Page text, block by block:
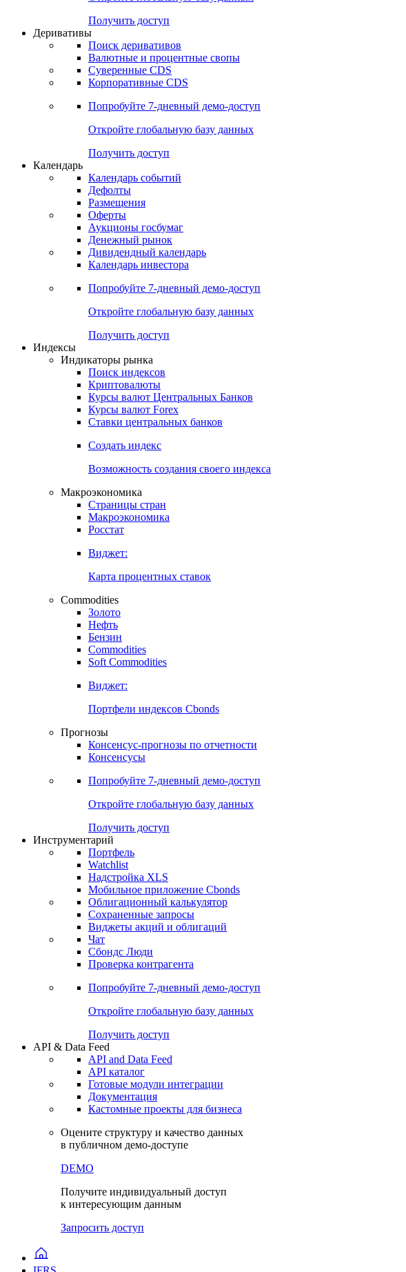
Попробуйте7-дневный
Откройте глобальную базу данных
Получить доступ
Деривативы
Поиск деривативов
Валютные и процентные свопы
Суверенные CDS
Корпоративные CDS
Попробуйте7-дневный
Откройте глобальную базу данных
Получить доступ
Календарь
Календарь событий
Дефолты
Размещения
Оферты
Аукционы госбумаг
Денежный рынок
Дивидендный календарь
Календарь инвестора
Попробуйте7-дневный
Получить доступ
Индикаторы рынка
Поиск индексов
Криптовалюты
Курсы валют Центральных Банков
Курсы валют Forex
Ставки центральных банков
Создать индекс
Возможность создания своего индекса
Макроэкономика
Страницы стран
Макроэкономика
Росстат
Виджет:
Карта процентных ставок
Commodities
Золото
Нефть
Бензин
Commodities
Soft Commodities
Виджет:
Портфели индексов Cbonds
Прогнозы
Консенсус-прогнозы по отчетности
Консенсусы
Попробуйте7-дневный
Откройте глобальную базу данных
Получить доступ
Инструментарий
Портфель
Watchlist
Надстройка XLS
Мобильное приложение Cbonds
Облигационный калькулятор
Сохраненные запросы
Виджеты акций и облигаций
Чат
Сбондс Люди
Проверка контрагента
Попробуйте7-дневный
Откройте глобальную базу данных
Получить доступ
API & Data Feed
API and Data Feed
API каталог
Документация
Кастомные проекты для бизнеса
Оцените структуру и качество данных
в публичном демо-доступе
DEMO
Получите индивидуальный доступ